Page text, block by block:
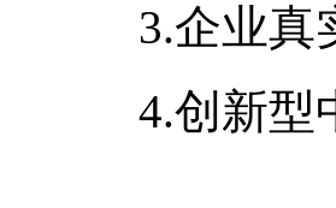
3.企业真
4.创新型